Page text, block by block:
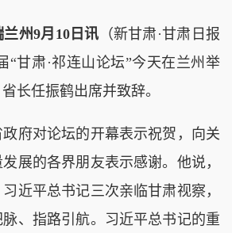
州9月10日讯 （新甘肃·甘肃日报
“甘肃·祁连山论坛”今天在兰州举
长任振鹤出席并致辞。
对论坛的开幕表示祝贺，向关
展的各界朋友表示感谢。他说，
近平总书记三次亲临甘肃视察，
、指路引航。习近平总书记的重